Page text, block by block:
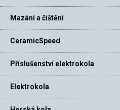
Mazání a čištění
CeramicSpeed
Příslušenství elektrokola
Elektrokola